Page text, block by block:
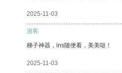
2025-11-03
游客
梯子神器，ins随便看，美美哒！
2025-11-03